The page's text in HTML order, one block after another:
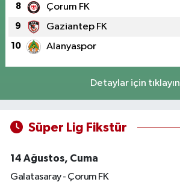
8 Çorum FK
9 Gaziantep FK
10 Alanyaspor
Detaylar için tıklayın
Süper Lig Fikstür
14 Ağustos, Cuma
Galatasaray - Çorum FK